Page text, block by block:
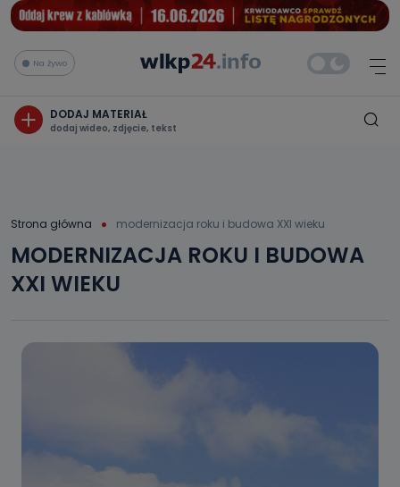
Na żywo
DODAJ MATERIAŁ
dodaj wideo, zdjęcie, tekst
Strona główna modernizacja roku i budowa XXI wieku
MODERNIZACJA ROKU I BUDOWA
XXI WIEKU